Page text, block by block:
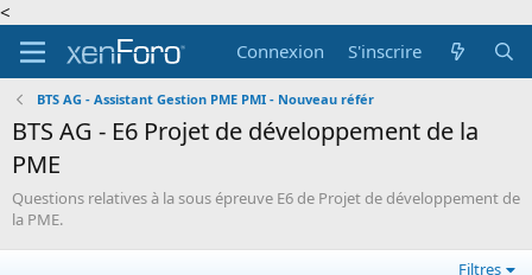
<
Connexion
S'inscrire
BTS AG - Assistant Gestion PME PMI - Nouveau référ
BTS AG - E6 Projet de développement de la
PME
Questions relatives à la sous épreuve E6 de Projet de développement de
la PME.
Filtres